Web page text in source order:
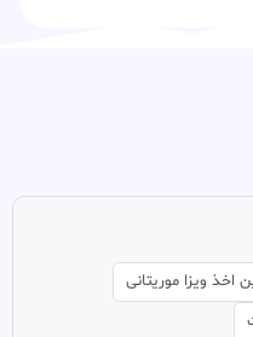
اخذ ویزا موریتانی